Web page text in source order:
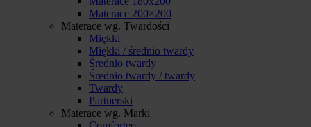
Materace 200×200
Materace wg. Twardości
Miękki
Miękki / średnio twardy
Średnio twardy
Średnio twardy / twardy
Twardy
Partnerski
Materace wg. Marki